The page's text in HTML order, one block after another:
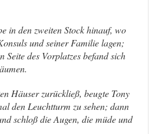
in den zweiten Stock hinauf, wo
und seiner Familie lagen;
Seite des Vorplatzes befand sich
Häuser zurückließ, beugte Tony
den Leuchtturm zu sehen; dann
schloß die Augen, die müde und